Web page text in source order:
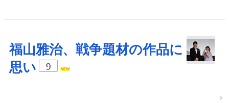
福山雅治、戦争題材の作品に
思い
9